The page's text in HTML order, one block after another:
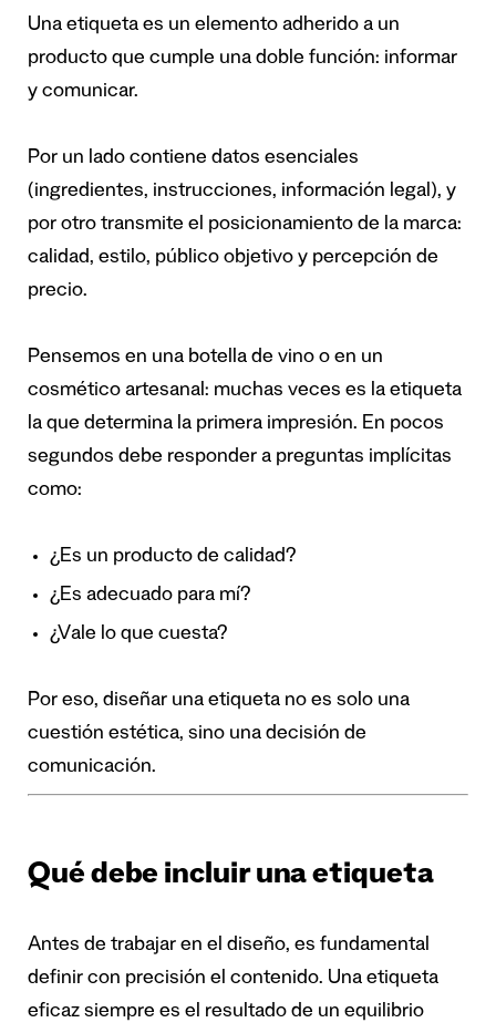
Una etiqueta es un elemento adherido a un
producto que cumple una doble función: informar
y comunicar.
Por un lado contiene datos esenciales
(ingredientes, instrucciones, información legal), y
por otro transmite el posicionamiento de la marca:
calidad, estilo, público objetivo y percepción de
precio.
Pensemos en una botella de vino o en un
cosmético artesanal: muchas veces es la etiqueta
la que determina la primera impresión. En pocos
segundos debe responder a preguntas implícitas
como:
¿Es un producto de calidad?
¿Es adecuado para mí?
¿Vale lo que cuesta?
Por eso, diseñar una etiqueta no es solo una
cuestión estética, sino una decisión de
comunicación.
Qué debe incluir una etiqueta
Antes de trabajar en el diseño, es fundamental
definir con precisión el contenido. Una etiqueta
eficaz siempre es el resultado de un equilibrio